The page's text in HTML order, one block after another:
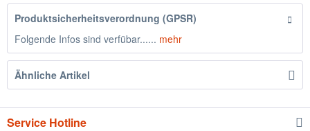
Produktsicherheitsverordnung (GPSR)
Folgende Infos sind verfübar...... mehr
Ähnliche Artikel
Service Hotline